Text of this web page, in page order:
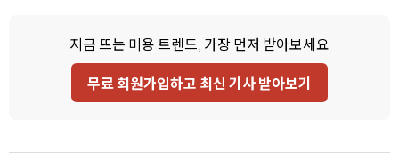
지금 뜨는 미용 트렌드, 가장 먼저 받아보세요
무료 회원가입하고 최신 기사 받아보기